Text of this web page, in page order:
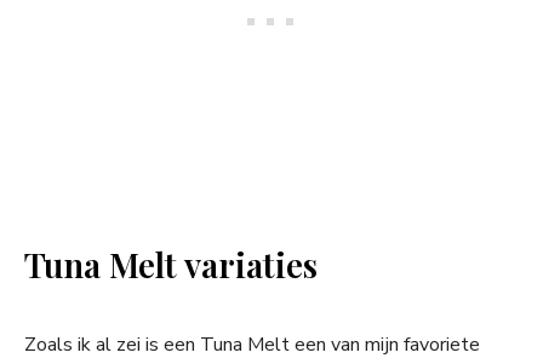
Tuna Melt variaties
Zoals ik al zei is een Tuna Melt een van mijn favoriete